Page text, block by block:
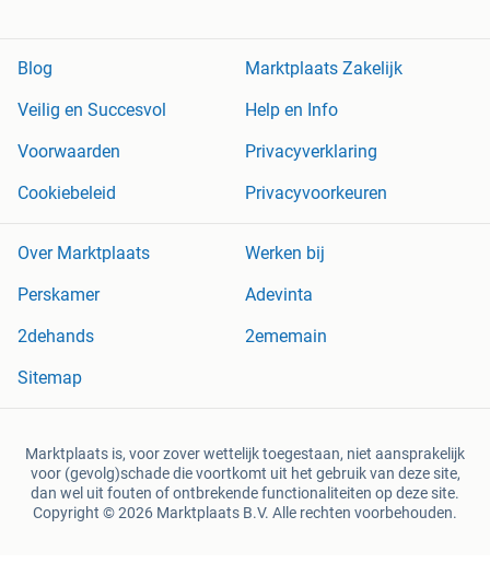
Blog
Marktplaats Zakelijk
Veilig en Succesvol
Help en Info
Voorwaarden
Privacyverklaring
Cookiebeleid
Privacyvoorkeuren
Over Marktplaats
Werken bij
Perskamer
Adevinta
2dehands
2ememain
Sitemap
Marktplaats is, voor zover wettelijk toegestaan, niet aansprakelijk
voor (gevolg)schade die voortkomt uit het gebruik van deze site,
dan wel uit fouten of ontbrekende functionaliteiten op deze site.
Copyright © 2026 Marktplaats B.V. Alle rechten voorbehouden.